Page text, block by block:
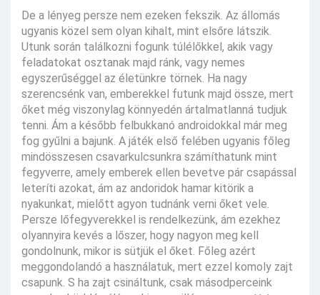
De a lényeg persze nem ezeken fekszik. Az állomás
ugyanis közel sem olyan kihalt, mint elsőre látszik.
Utunk során találkozni fogunk túlélőkkel, akik vagy
feladatokat osztanak majd ránk, vagy nemes
egyszerűséggel az életünkre törnek. Ha nagy
szerencsénk van, emberekkel futunk majd össze, mert
őket még viszonylag könnyedén ártalmatlanná tudjuk
tenni. Ám a később felbukkanó androidokkal már meg
fog gyűlni a bajunk. A játék első felében ugyanis főleg
mindösszesen csavarkulcsunkra számíthatunk mint
fegyverre, amely emberek ellen bevetve pár csapással
leteríti azokat, ám az andoridok hamar kitörik a
nyakunkat, mielőtt agyon tudnánk verni őket vele.
Persze lőfegyverekkel is rendelkezünk, ám ezekhez
olyannyira kevés a lőszer, hogy nagyon meg kell
gondolnunk, mikor is sütjük el őket. Főleg azért
meggondolandó a használatuk, mert ezzel komoly zajt
csapunk. S ha zajt csináltunk, csak másodperceink